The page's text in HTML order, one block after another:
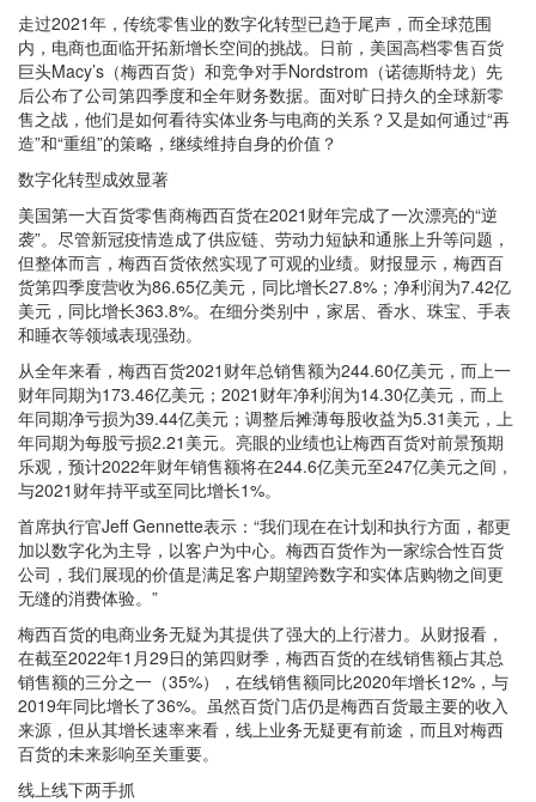
走过2021年，传统零售业的数字化转型已趋于尾声，而全球范围
内，电商也面临开拓新增长空间的挑战。日前，美国高档零售百货
巨头Macy’s（梅西百货）和竞争对手Nordstrom（诺德斯特龙）先
后公布了公司第四季度和全年财务数据。面对旷日持久的全球新零
售之战，他们是如何看待实体业务与电商的关系？又是如何通过“再
造”和“重组”的策略，继续维持自身的价值？
数字化转型成效显著
美国第一大百货零售商梅西百货在2021财年完成了一次漂亮的“逆
袭”。尽管新冠疫情造成了供应链、劳动力短缺和通胀上升等问题，
但整体而言，梅西百货依然实现了可观的业绩。财报显示，梅西百
货第四季度营收为86.65亿美元，同比增长27.8%；净利润为7.42亿
美元，同比增长363.8%。在细分类别中，家居、香水、珠宝、手表
和睡衣等领域表现强劲。
从全年来看，梅西百货2021财年总销售额为244.60亿美元，而上一
财年同期为173.46亿美元；2021财年净利润为14.30亿美元，而上
年同期净亏损为39.44亿美元；调整后摊薄每股收益为5.31美元，上
年同期为每股亏损2.21美元。亮眼的业绩也让梅西百货对前景预期
乐观，预计2022年财年销售额将在244.6亿美元至247亿美元之间，
与2021财年持平或至同比增长1%。
首席执行官Jeff Gennette表示：“我们现在在计划和执行方面，都更
加以数字化为主导，以客户为中心。梅西百货作为一家综合性百货
公司，我们展现的价值是满足客户期望跨数字和实体店购物之间更
无缝的消费体验。”
梅西百货的电商业务无疑为其提供了强大的上行潜力。从财报看，
在截至2022年1月29日的第四财季，梅西百货的在线销售额占其总
销售额的三分之一（35%），在线销售额同比2020年增长12%，与
2019年同比增长了36%。虽然百货门店仍是梅西百货最主要的收入
来源，但从其增长速率来看，线上业务无疑更有前途，而且对梅西
百货的未来影响至关重要。
线上线下两手抓